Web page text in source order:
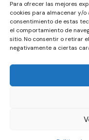
Para ofrecer las mejores
cookies para almacenar y/
consentimiento de estas
el comportamiento de
sitio. No consentir o retirar
negativamente a ciertas
© La Servilleta - El Blog